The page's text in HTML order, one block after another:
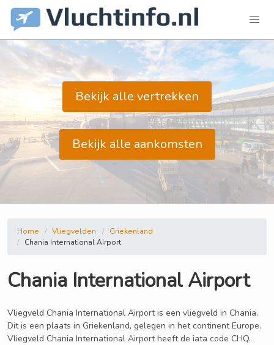
Bekijk alle vertrekken
Bekijk alle aankomsten
Home Vliegvelden
Griekenland
Chania International Airport
Chania International Airport
Vliegveld Chania International Airport is een vliegveld in Chania.
Dit is een plaats in Griekenland, gelegen in het continent Europe.
Vliegveld Chania International Airport heeft de iata code CHQ.